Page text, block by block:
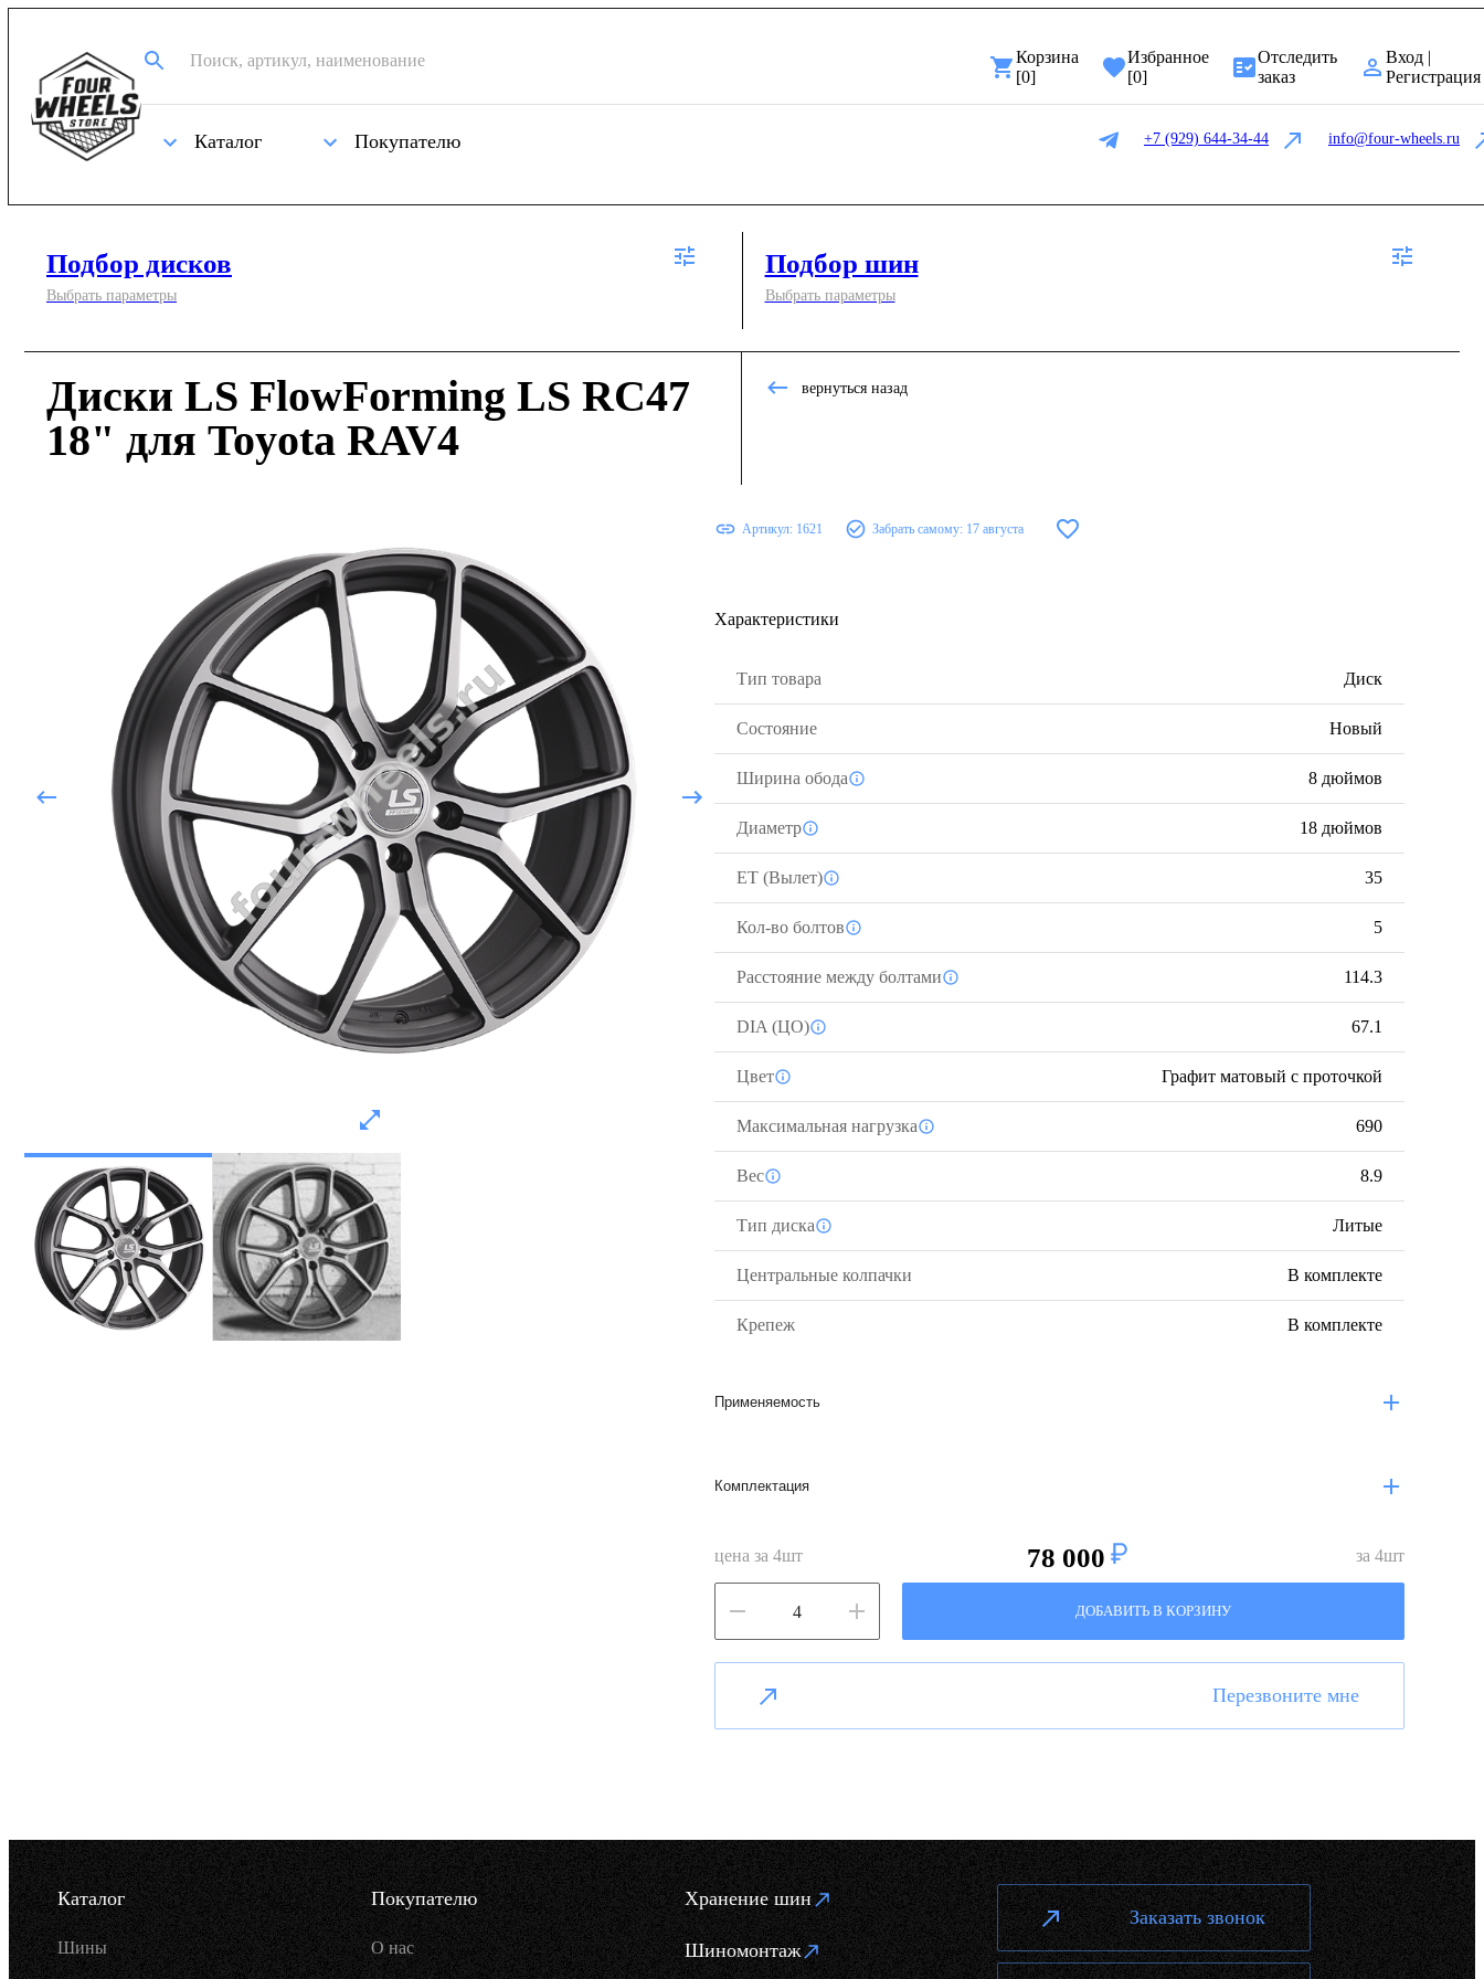
Корзина
[0]
Избранное
[0]
Отследить
заказ
Вход |
Регистрация
Каталог Покупателю +7 (929) 644-34-44 info@four-wheels.ru
Подбор дисков
Выбрать параметры
Подбор шин
Выбрать параметры
Диски LS FlowForming LS RC47
18" для Toyota RAV4
вернуться назад
Артикул: 1621 Забрать самому: 17 августа
Характеристики
Тип товара Диск
Состояние Новый
Ширина обода 8 дюймов
Диаметр 18 дюймов
ЕТ (Вылет) 35
Кол-во болтов 5
Расстояние между болтами 114.3
DIA (ЦО) 67.1
Цвет Графит матовый с проточкой
Максимальная нагрузка 690
Вес 8.9
Тип диска Литые
Центральные колпачки В комплекте
Крепеж В комплекте
Применяемость
Комплектация
цена за 4шт 78 000 за 4шт
ДОБАВИТЬ В КОРЗИНУ
Перезвоните мне
Каталог
Шины
Покупателю
О нас
Хранение шин
Шиномонтаж
Заказать звонок